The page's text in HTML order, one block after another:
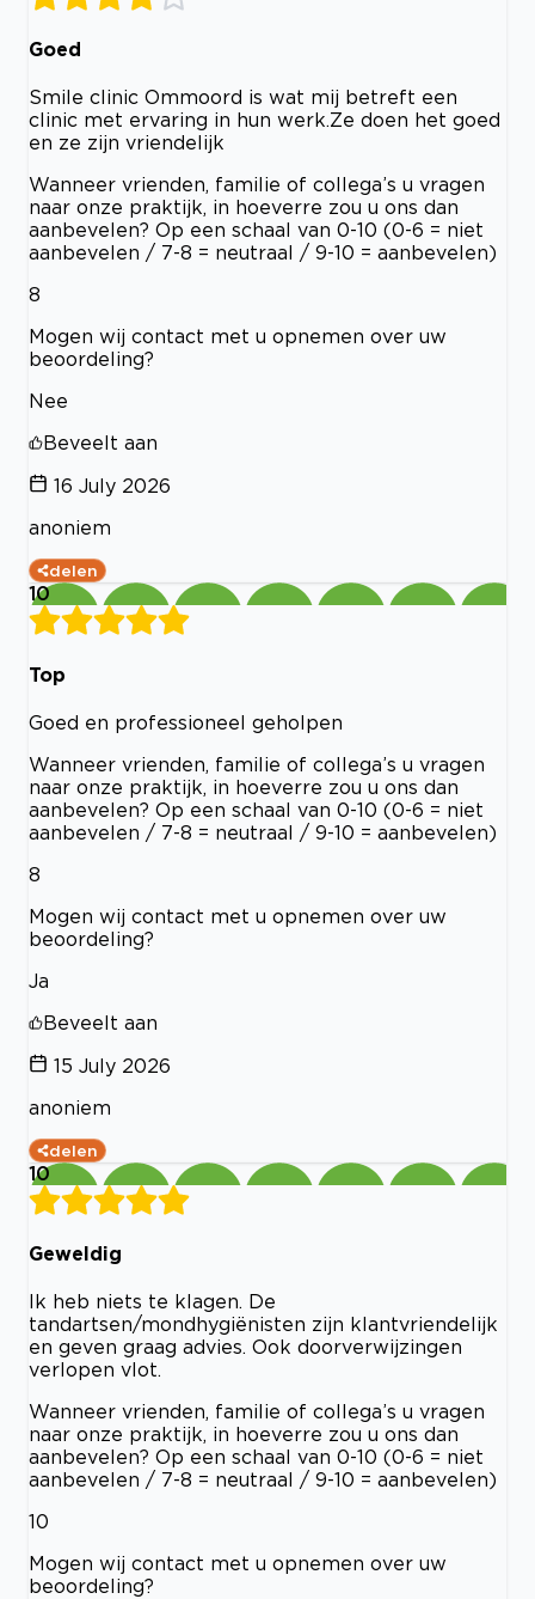
Goed
Smile clinic Ommoord is wat mij betreft een
clinic met ervaring in hun werk.Ze doen het goed
en ze zijn vriendelijk
Wanneer vrienden, familie of collega’s u vragen
naar onze praktijk, in hoeverre zou u ons dan
aanbevelen? Op een schaal van 0-10 (0-6 = niet
aanbevelen / 7-8 = neutraal / 9-10 = aanbevelen)
8
Mogen wij contact met u opnemen over uw
beoordeling?
Nee
Beveelt aan
16 July 2026
anoniem
delen
10
Top
Goed en professioneel geholpen
Wanneer vrienden, familie of collega’s u vragen
naar onze praktijk, in hoeverre zou u ons dan
aanbevelen? Op een schaal van 0-10 (0-6 = niet
aanbevelen / 7-8 = neutraal / 9-10 = aanbevelen)
8
Mogen wij contact met u opnemen over uw
beoordeling?
Ja
Beveelt aan
15 July 2026
anoniem
delen
10
Geweldig
Ik heb niets te klagen. De
tandartsen/mondhygiënisten zijn klantvriendelijk
en geven graag advies. Ook doorverwijzingen
verlopen vlot.
Wanneer vrienden, familie of collega’s u vragen
naar onze praktijk, in hoeverre zou u ons dan
aanbevelen? Op een schaal van 0-10 (0-6 = niet
aanbevelen / 7-8 = neutraal / 9-10 = aanbevelen)
10
Mogen wij contact met u opnemen over uw
beoordeling?